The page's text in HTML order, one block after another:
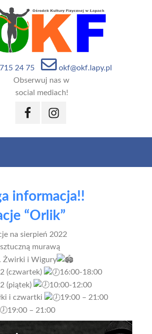
24 75
okf@okf.lapy.pl
Obserwuj nas w
social mediach!
FacebookInstagram
informacja!!
“Orlik”
na sierpień 2022
murawą
Żwirki i Wigury
(czwartek)
16:00-18:00
(piątek)
10:00-12:00
i czwartki
19:00 – 21:00
19:00 – 21:00